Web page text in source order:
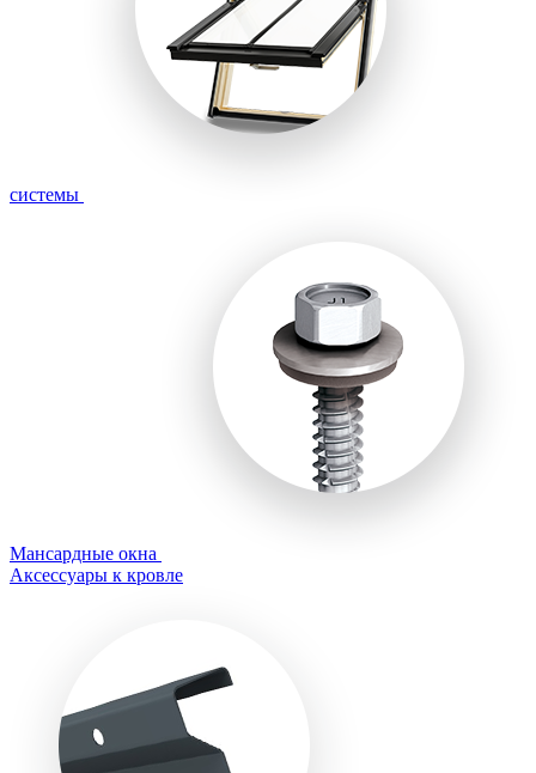
системы
Мансардные окна
Аксессуары к кровле